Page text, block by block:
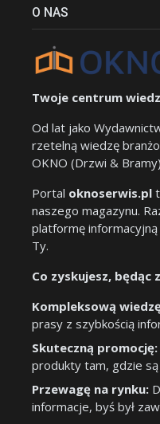
O NAS
Twoje centrum
Od lat jako
rzetelną wiedzę
OKNO (Drzwi &
Portal oknoserwis.pl
naszego magazynu.
platformę
Ty.
Co zyskujesz, będąc
Kompleksową
prasy z szybkością
Skuteczną promocję:
produkty tam, gdzie są
Przewagę na rynku:
informacje, byś był